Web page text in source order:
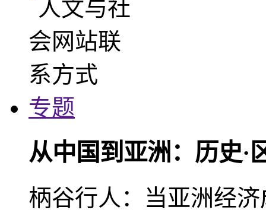
专题
从中国到亚洲：历史·
柄谷行人：当亚洲经